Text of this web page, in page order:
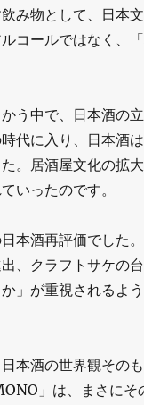
み物として、日本
コールではなく、
う中で、日本酒の
代に入り、日本酒
。居酒屋文化の拡
いったのです。
本酒再評価でした。
、クラフトサケの
」が重視されるよ
本酒の世界観その
」は、まさにそ